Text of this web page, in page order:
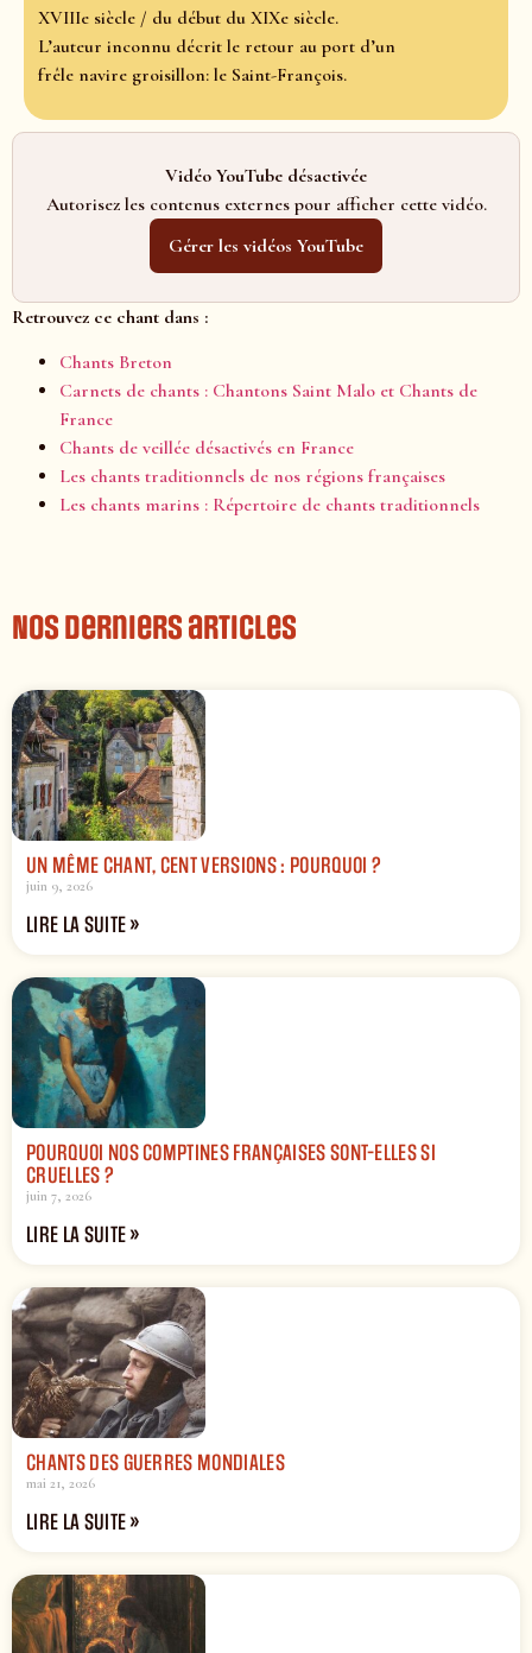
XVIIIe siècle / du début du XIXe siècle.
L’auteur inconnu décrit le retour au port d’un
frêle navire groisillon: le Saint-François.
Vidéo YouTube désactivée
Autorisez les contenus externes pour afficher cette vidéo.
Gérer les vidéos YouTube
Retrouvez ce chant dans :
Chants Breton
Carnets de chants : Chantons Saint Malo et Chants de
France
Chants de veillée désactivés en France
Les chants traditionnels de nos régions françaises
Les chants marins : Répertoire de chants traditionnels
Nos derniers articles
UN MÊME CHANT, CENT VERSIONS : POURQUOI ?
juin 9, 2026
LIRE LA SUITE »
POURQUOI NOS COMPTINES FRANÇAISES SONT-ELLES SI
CRUELLES ?
juin 7, 2026
LIRE LA SUITE »
CHANTS DES GUERRES MONDIALES
mai 21, 2026
LIRE LA SUITE »